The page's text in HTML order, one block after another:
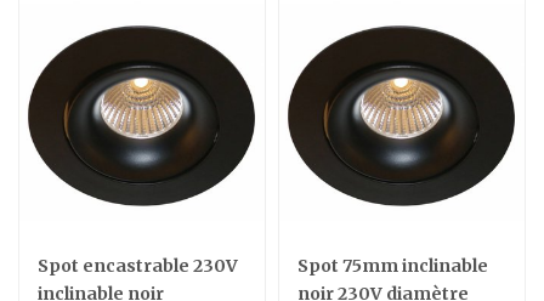
Spot encastrable 230V
inclinable noir
Spot 75mm inclinable
noir 230V diamètre